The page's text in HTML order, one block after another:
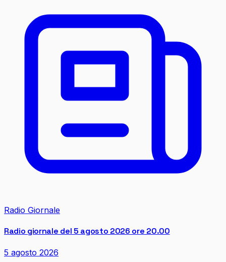
Radio Giornale
Radio giornale del 5 agosto 2026 ore 20.00
5 agosto 2026